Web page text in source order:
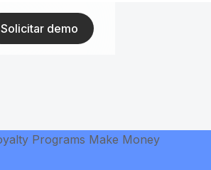
Solicitar demo